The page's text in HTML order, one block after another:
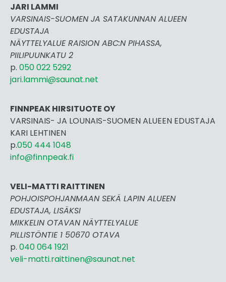
JARI LAMMI
VARSINAIS-SUOMEN JA SATAKUNNAN ALUEEN
EDUSTAJA
NÄYTTELYALUE RAISION ABC:N PIHASSA,
PIILIPUUNKATU 2
p. 050 022 5292
jari.lammi@saunat.net
FINNPEAK HIRSITUOTE OY
VARSINAIS- JA LOUNAIS-SUOMEN ALUEEN EDUSTAJA
KARI LEHTINEN
p.050 444 1048
info@finnpeak.fi
VELI-MATTI RAITTINEN
POHJOISPOHJANMAAN SEKÄ LAPIN ALUEEN
EDUSTAJA, LISÄKSI
MIKKELIN OTAVAN NÄYTTELYALUE
PILLISTÖNTIE 1 50670 OTAVA
p. 040 064 1921
veli-matti.raittinen@saunat.net